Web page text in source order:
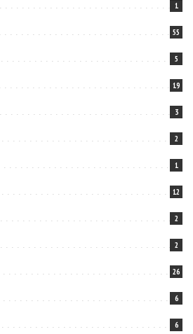
1
55
5
19
3
2
1
12
2
2
26
6
6